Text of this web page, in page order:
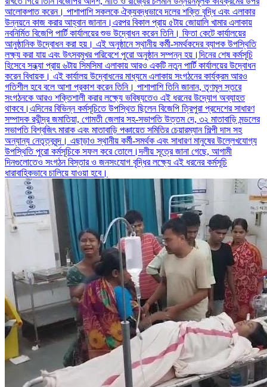
আলোকপাত করেন। পাশাপাশি সকলকে ঐক্যবদ্ধভাবে দলের শক্তি বৃদ্ধি এবং এলাকার
উন্নয়নে কাজ করার আহ্বান জানান।এরপর বিকাল প্রায় ৫টায় জোয়ালি খামার এলাকায়
নবনির্মিত বিজেপি পার্টি কার্যালয়ের শুভ উদ্বোধন করেন তিনি। ফিতা কেটে কার্যালয়ের
আনুষ্ঠানিক উদ্বোধন করা হয়। এই অনুষ্ঠানে স্থানীয় কর্মী-সমর্থকদের ব্যাপক উপস্থিতি
লক্ষ্য করা যায় এবং উৎসবমুখর পরিবেশে পুরো অনুষ্ঠান সম্পন্ন হয়।দিনের শেষ কর্মসূচি
হিসেবে সন্ধ্যা প্রায় ৬টায় সিমসিমা এলাকায় আরও একটি নতুন পার্টি কার্যালয়ের উদ্বোধন
করেন বিধায়ক। এই কার্যালয় উদ্বোধনের মাধ্যমে এলাকায় সংগঠনের কার্যক্রম আরও
গতিশীল হবে বলে আশা প্রকাশ করেন তিনি। পাশাপাশি তিনি জানান, তৃণমূল স্তরে
সংগঠনকে আরও শক্তিশালী করার লক্ষ্যে ভবিষ্যতেও এই ধরনের উদ্যোগ অব্যাহত
থাকবে।এদিনের বিভিন্ন কর্মসূচিতে উপস্থিত ছিলেন বিজেপি ত্রিপুরা প্রদেশের সাধারণ
সম্পাদক রথীন্দ্র জমাতিয়া, গোমতী জেলার সহ-সভাপতি উত্তম দে, ৩২ মাতাবাড়ি মন্ডলের
সভাপতি বিশ্বজিৎ মারাক এবং মাতাবাড়ি পঞ্চায়েত সমিতির চেয়ারম্যান শিল্পী দাস সহ
অন্যান্য নেতৃত্ববৃন্দ। এছাড়াও স্থানীয় কর্মী-সমর্থক এবং সাধারণ মানুষের উল্লেখযোগ্য
উপস্থিতি পুরো কর্মসূচিকে সফল করে তোলে।দলীয় সূত্রে জানা গেছে, আগামী
দিনগুলোতেও সংগঠন বিস্তার ও জনসংযোগ বৃদ্ধির লক্ষ্যে এই ধরনের কর্মসূচি
ধারাবাহিকভাবে চালিয়ে যাওয়া হবে।